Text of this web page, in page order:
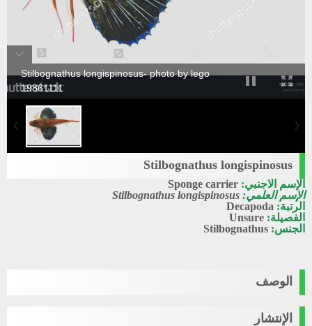
Stilbognathus longispinosus- photo by lego
19861111
Stilbognathus longispinosus
الإسم الاجنبي: Sponge carrier
الإسم العلمي: Stilbognathus longispinosus
الرتبة: Decapoda
الفصيلة: Unsure
الجنس: Stilbognathus
الوصف
الإنتشار